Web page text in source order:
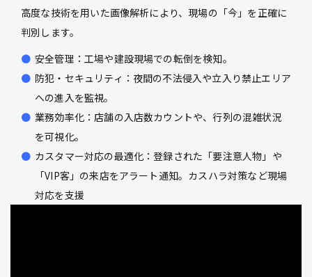
高度な技術を用いた画像解析により、現場の「今」を正確に
判別します。
安全管理：工場や建設現場での転倒を検知。
防犯・セキュリティ：夜間の不法侵入や立入り禁止エリア
への進入を監視。
業務効率化：店舗の入店数カウントや、行列の混雑状況
を可視化。
カスタマー対応の最適化：登録された「要注意人物」や
「VIP客」の来店をアラート通知。カスハラ対策など現場
対応を支援